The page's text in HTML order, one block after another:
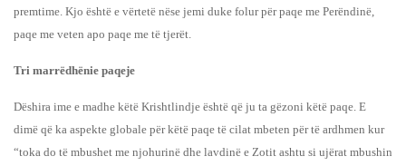
premtime. Kjo është e vërtetë nëse jemi duke folur për paqe me Perëndinë,
paqe me veten apo paqe me të tjerët.
Tri marrëdhënie paqeje
Dëshira ime e madhe këtë Krishtlindje është që ju ta gëzoni këtë paqe. E
dimë që ka aspekte globale për këtë paqe të cilat mbeten për të ardhmen kur
“toka do të mbushet me njohurinë dhe lavdinë e Zotit ashtu si ujërat mbushin